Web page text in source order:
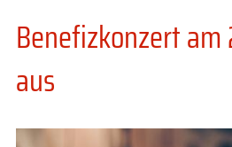
Benefizkonzert am
aus